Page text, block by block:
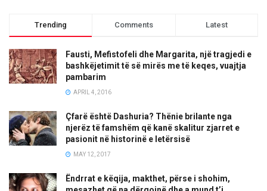
Trending Comments Latest
Fausti, Mefistofeli dhe Margarita, një tragjedi e
bashkëjetimit të së mirës me të keqes, vuajtja
pambarim
APRIL 4, 2016
Çfarë është Dashuria? Thënie brilante nga
njerëz të famshëm që kanë skalitur zjarret e
pasionit në historinë e letërsisë
MAY 12, 2017
Ëndrrat e këqija, makthet, përse i shohim,